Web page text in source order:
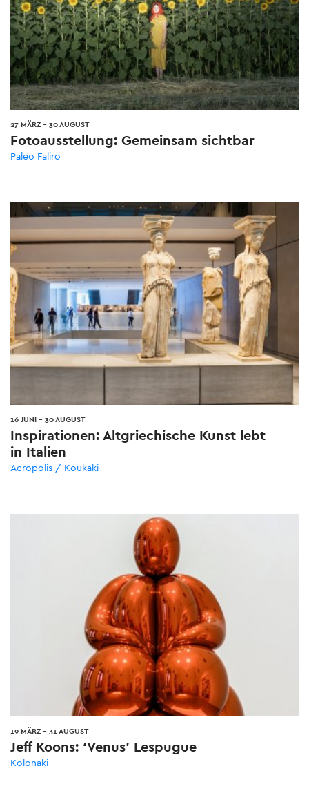
27 MÄRZ- 30 AUGUST
Fotoausstellung: Gemeinsam sichtbar
Paleo Faliro
16 JUNI - 30 AUGUST
Inspirationen: Altgriechische Kunst lebt
in Italien
Acropolis / Koukaki
19 MÄRZ - 31 AUGUST
Jeff Koons: ‘Venus’ Lespugue
Kolonaki